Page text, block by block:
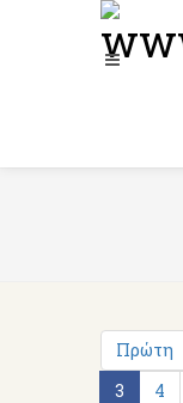
Πρώτη
3
4